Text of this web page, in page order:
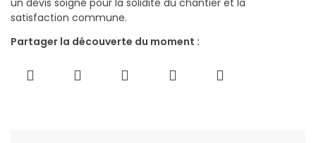
satisfaction commune.
Partager la découverte du moment :